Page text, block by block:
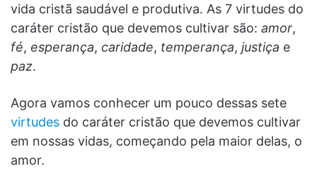
vida cristã saudável e produtiva. As 7 virtudes do
caráter cristão que devemos cultivar são: amor,
fé, esperança, caridade, temperança, justiça e
paz.
Agora vamos conhecer um pouco dessas sete
virtudes do caráter cristão que devemos cultivar
em nossas vidas, começando pela maior delas, o
amor.